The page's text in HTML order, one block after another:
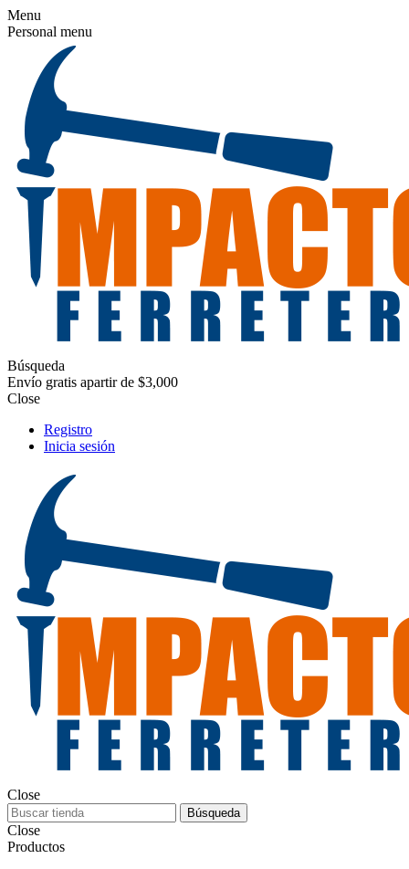
Menu
Personal menu
Búsqueda
Envío gratis apartir de $3,000
Close
Registro
Inicia sesión
Close
Búsqueda
Close
Productos